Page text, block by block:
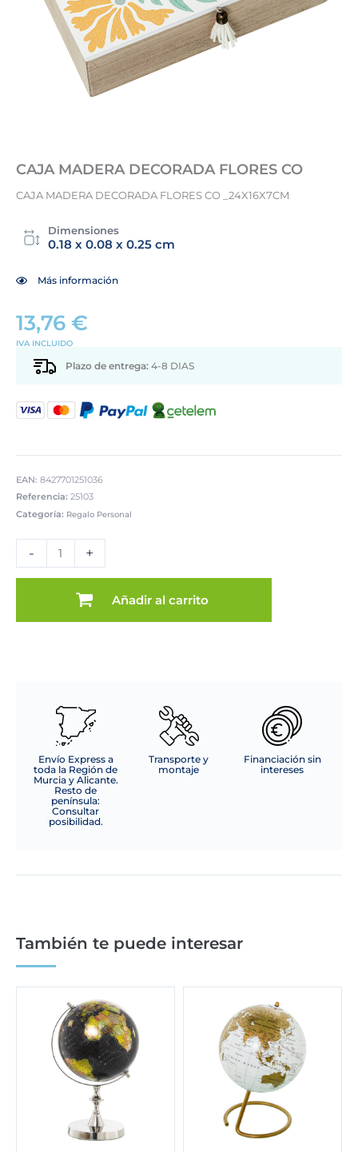
CAJA MADERA DECORADA FLORES CO
CAJA MADERA DECORADA FLORES CO _24X16X7CM
Dimensiones
0.18 x 0.08 x 0.25 cm
Más información
13,76 €
IVA INCLUIDO
Plazo de entrega: 4-8 DIAS
EAN: 8427701251036
Referencia: 25103
Categoría: Regalo Personal
-
DECORADA
FLORES
+
Añadir al carrito
Envío Express a
toda la Región de
Murcia y Alicante.
Resto de
península:
Consultar
posibilidad.
Transporte y
montaje
Financiación sin
intereses
También te puede interesar